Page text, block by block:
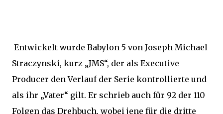
Entwickelt wurde Babylon 5 von Joseph Michael
Straczynski, kurz „JMS“, der als Executive
Producer den Verlauf der Serie kontrollierte und
als ihr „Vater“ gilt. Er schrieb auch für 92 der 110
Folgen das Drehbuch, wobei jene für die dritte